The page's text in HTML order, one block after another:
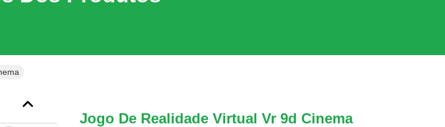
Jogo De Realidade Virtual Vr 9d Cinema